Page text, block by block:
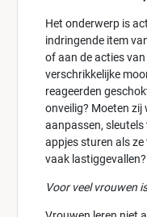
Het onderwerp is
indringende item
of aan de acties van
verschrikkelijke
reageerden
onveilig? Moeten zij
aanpassen,
appjes sturen als
vaak lastiggevallen?
Voor veel vrouwen